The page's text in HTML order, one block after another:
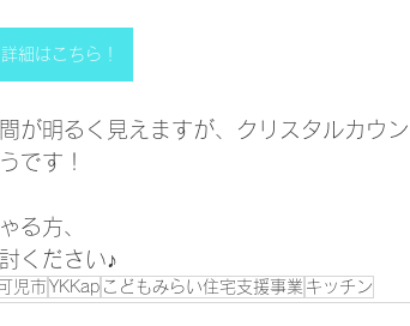
細はこちら！
が明るく見えますが、クリスタルカウン
です！
る方、
ください♪
児市YKKap こどもみらい住宅支援事業 キッチン